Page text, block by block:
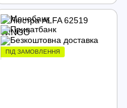
ПІД ЗАМОВЛЕННЯ